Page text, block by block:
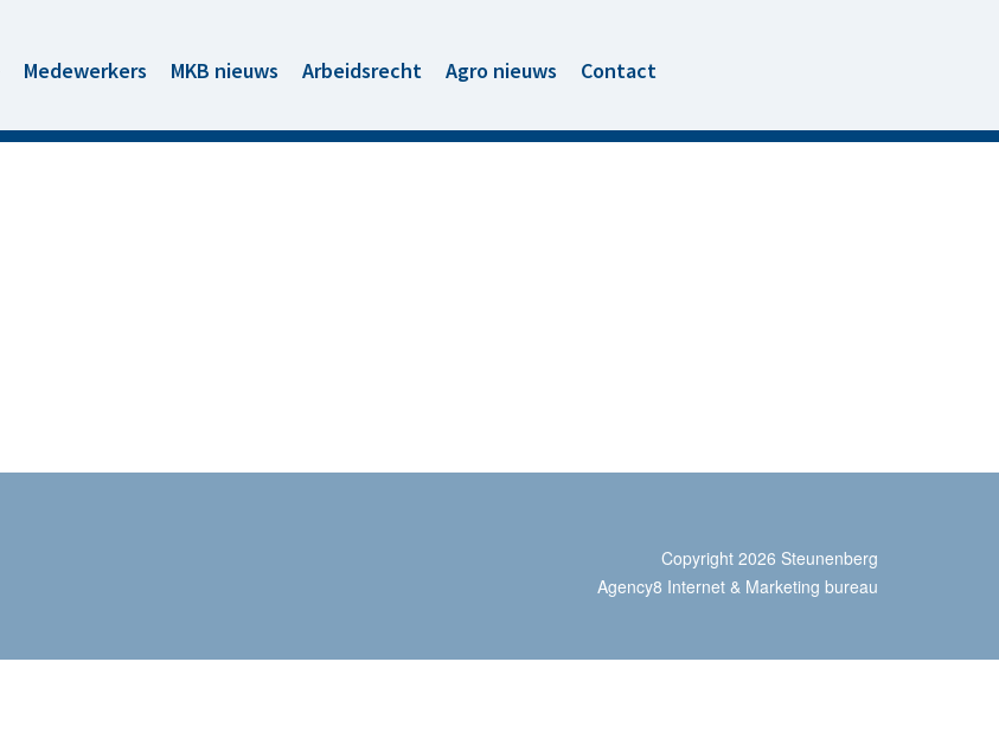
Medewerkers MKB nieuws Arbeidsrecht Agro nieuws Contact
Copyright 2026 Steunenberg
Agency8 Internet & Marketing bureau